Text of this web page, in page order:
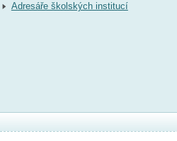
Adresáře školských institucí